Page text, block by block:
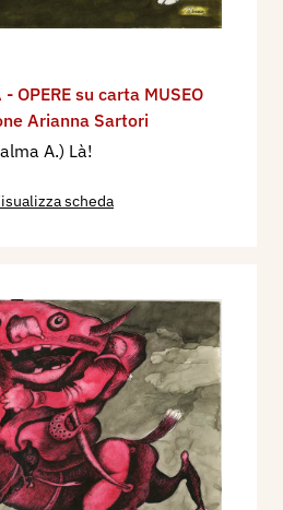
- OPERE su carta MUSEO
Arianna Sartori
A.) Là!
scheda